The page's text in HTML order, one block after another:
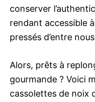
conserver
rendant accessible
pressés d’entre
Alors, prêts à
gourmande ? Voici
cassolettes de noix